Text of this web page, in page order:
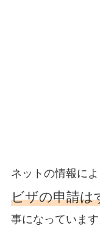
ネットの情報によ
ビザの申請は
事になっていま